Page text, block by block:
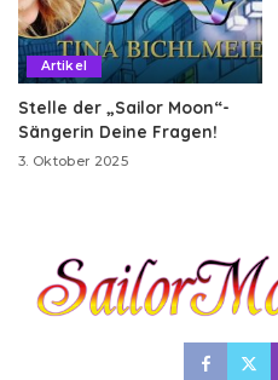
Artikel
Stelle der „Sailor Moon“-
Sängerin Deine Fragen!
3. Oktober 2025